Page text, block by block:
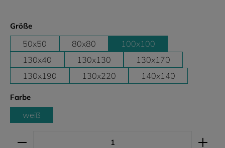
Größeauswählen
50x50 80x80
100x100
130x40
130x130
130x170
130x190
130x220 140x140
Farbeauswählen
weiß
Produkt Anzahl: Gib den gewünschten Wert ein